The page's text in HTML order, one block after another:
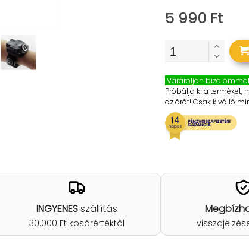
5 990 Ft
Várároljon
Próbálja ki a terméket,
az árát! Csak kiválló
INGYENESszállítás
30.000 Ft kosárértéktől